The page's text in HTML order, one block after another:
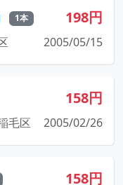
1本 198円
2005/05/15
158円
毛区 2005/02/26
158円